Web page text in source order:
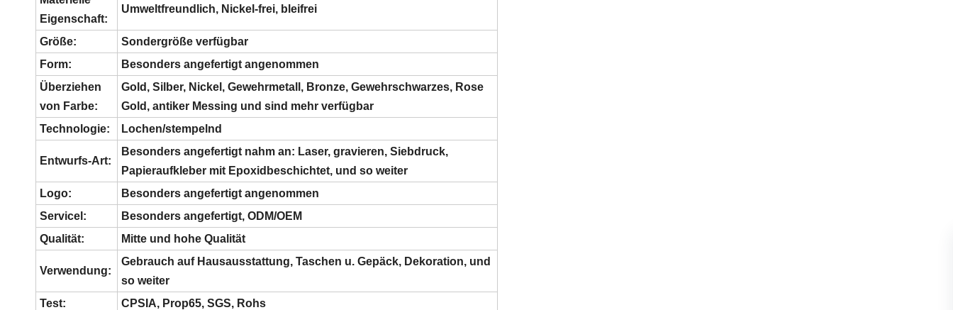
Eigenschaft:
Umweltfreundlich, Nickel-frei, bleifrei
Größe:
Sondergröße verfügbar
Form:
Besonders angefertigt angenommen
Überziehen
von Farbe:
Gold, Silber, Nickel, Gewehrmetall, Bronze, Gewehrschwarzes, Rose
Gold, antiker Messing und sind mehr verfügbar
Technologie:
Lochen/stempelnd
Entwurfs-Art:
Besonders angefertigt nahm an: Laser, gravieren, Siebdruck,
Papieraufkleber mit Epoxidbeschichtet, und so weiter
Logo:
Besonders angefertigt angenommen
Servicel:
Besonders angefertigt, ODM/OEM
Qualität:
Mitte und hohe Qualität
Verwendung:
Gebrauch auf Hausausstattung, Taschen u. Gepäck, Dekoration, und
so weiter
Test:
CPSIA, Prop65, SGS, Rohs